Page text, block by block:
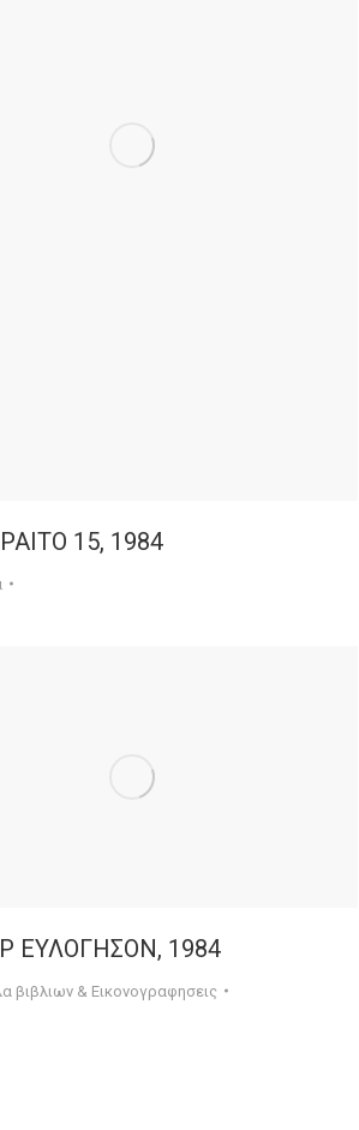
15, 1984
ΕΥΛΟΓΗΣΟΝ, 1984
βιβλιων & Εικονογραφησεις